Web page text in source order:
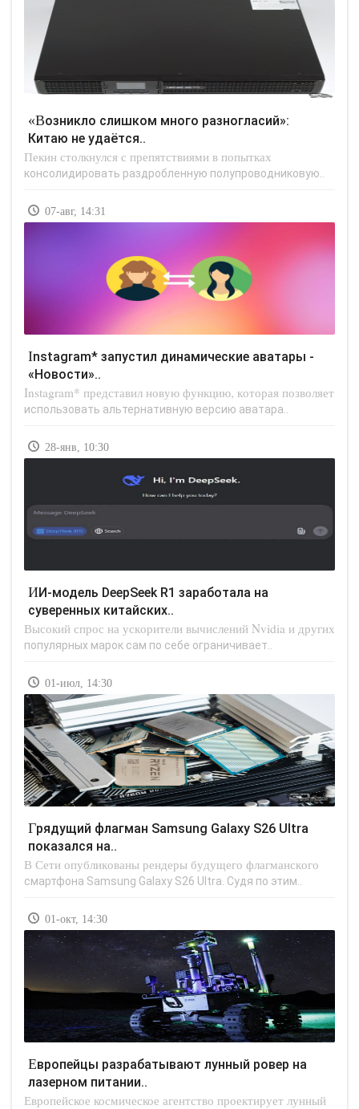
«Возникло слишком много разногласий»:
Китаю не удаётся..
Пекин столкнулся с препятствиями в попытках
консолидировать раздробленную полупроводниковую..
07-авг, 14:31
Instagram* запустил динамические аватары -
«Новости»..
Instagram* представил новую функцию, которая позволяет
использовать альтернативную версию аватара..
28-янв, 10:30
ИИ-модель DeepSeek R1 заработала на
суверенных китайских..
Высокий спрос на ускорители вычислений Nvidia и других
популярных марок сам по себе ограничивает..
01-июл, 14:30
Грядущий флагман Samsung Galaxy S26 Ultra
показался на..
В Сети опубликованы рендеры будущего флагманского
смартфона Samsung Galaxy S26 Ultra. Судя по этим..
01-окт, 14:30
Европейцы разрабатывают лунный ровер на
лазерном питании..
Европейское космическое агентство проектирует лунный